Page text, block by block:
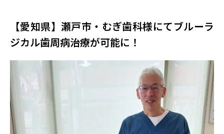
【愛知県】瀬戸市・むぎ歯科様​にてブルーラ
ジカル歯周病治療が可能に！